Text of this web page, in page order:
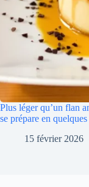
Plus léger qu’un flan
se prépare en
15 février 2026